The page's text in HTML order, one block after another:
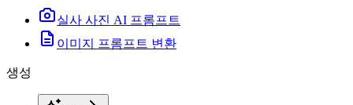
실사 사진 AI 프롬프트
이미지 프롬프트 변환
생성